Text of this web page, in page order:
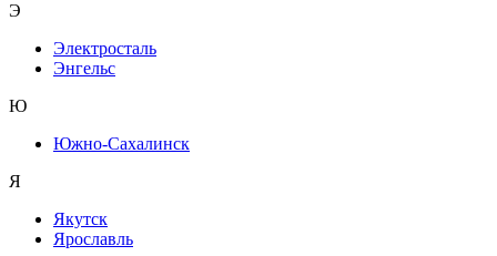
Э
Электросталь
Энгельс
Ю
Южно-Сахалинск
Я
Якутск
Ярославль